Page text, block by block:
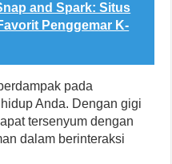
and Spark: Situs
Penggemar K-
pada
Anda. Dengan gigi
tersenyum dengan
dalam berinteraksi